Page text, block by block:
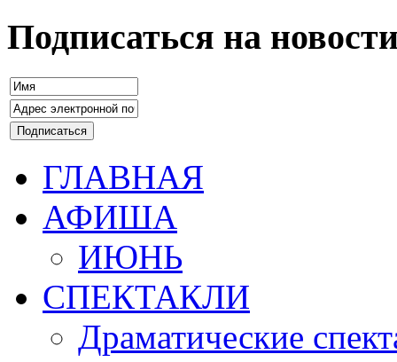
Подписаться на
ГЛАВНАЯ
АФИША
ИЮНЬ
СПЕКТАКЛИ
Драматические